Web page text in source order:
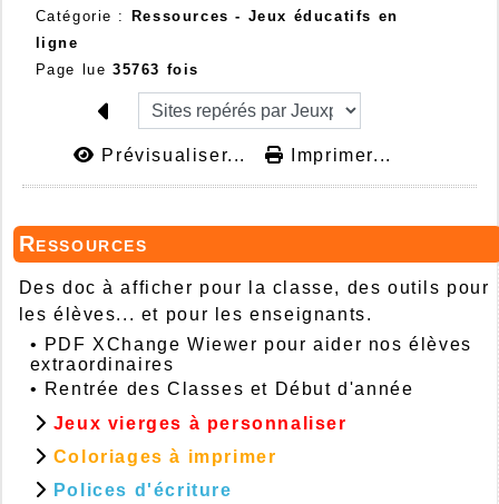
Catégorie :
Ressources - Jeux éducatifs en
ligne
Page lue 35763 fois
Prévisualiser... Imprimer...
Ressources
Des doc à afficher pour la classe, des outils pour
les élèves... et pour les enseignants.
• PDF XChange Wiewer pour aider nos élèves
extraordinaires
• Rentrée des Classes et Début d'année
Jeux vierges à personnaliser
Coloriages à imprimer
Polices d'écriture